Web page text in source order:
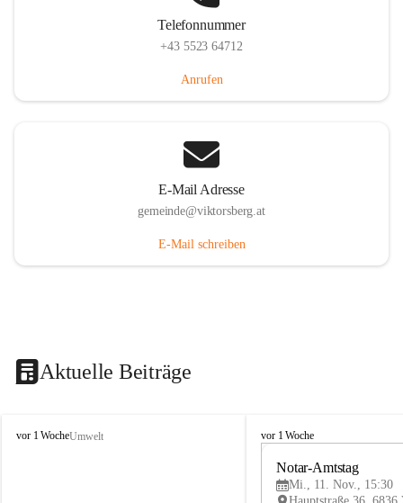
Telefonnummer
+43 5523 64712
Anrufen
E-Mail Adresse
gemeinde@viktorsberg.at
E-Mail schreiben
Aktuelle Beiträge
V
vor 1 WocheUmwelt
V
vor 1 Woche
Notar-Amtstag
Mi., 11. Nov., 15:30